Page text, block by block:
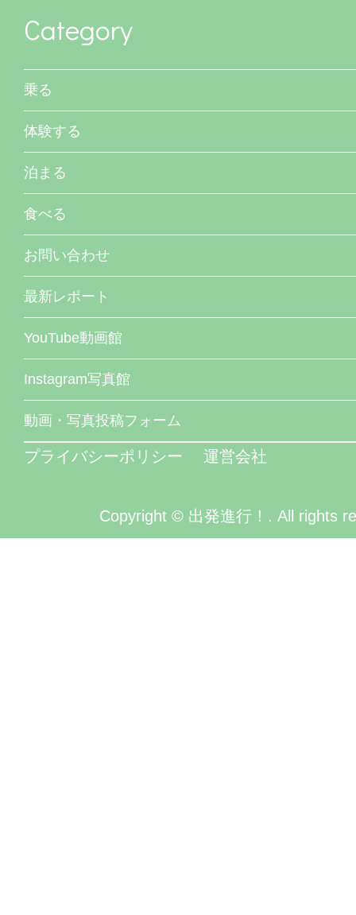
Category
乗る
体験する
泊まる
食べる
お問い合わせ
最新レポート
YouTube動画館
Instagram写真館
動画・写真投稿フォーム
プライバシーポリシー 運営会社
Copyright © 出発進行！. All rights